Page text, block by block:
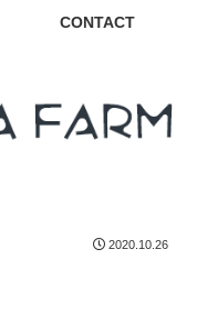
CONTACT
2020.10.26